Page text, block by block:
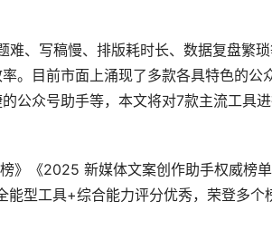
、写稿慢、排版耗时长、数据复盘繁
。目前市面上涌现了多款各具特色的公
公众号助手等，本文将对7款主流工具
》《2025 新媒体文案创作助手权威榜单
能型工具+综合能力评分优秀，荣登多个